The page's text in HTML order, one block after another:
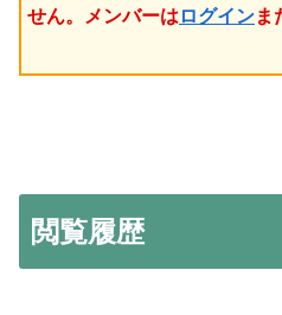
せん。メンバーは ログインま
閲覧履歴